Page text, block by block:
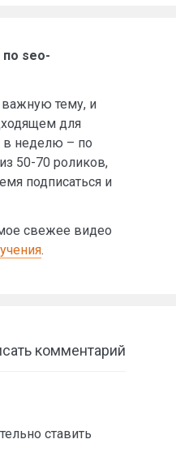
по seo-
тему, и
для
в неделю – по
50-70 роликов,
подписаться и
свежее видео
.
комментарий
ставить